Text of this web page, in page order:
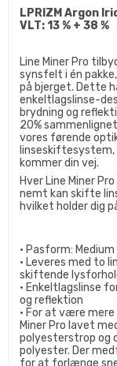
LPRIZM Argon
VLT: 13 % + 38 %
Line Miner Pro
synsfelt i én
på bjerget. Dette
enkeltlagslinse-
brydning og
20%
vores førende
linseskiftesystem,
kommer din vej.
Hver Line Miner
nemt kan skifte
hvilket holder dig
• Pasform: Medium
• Leveres med to
skiftende
• Enkeltlagslinse
og reflektion
• For at være
Miner Pro lavet
polyesterstrop og
polyester. Der